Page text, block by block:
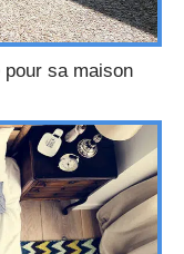
pour sa maison